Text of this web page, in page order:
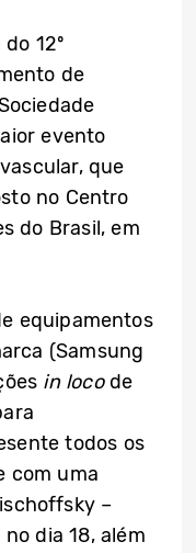
12º
de
evento
que
no Centro
do Brasil, em
equipamentos
(Samsung
in locode
todos os
com uma
–
dia 18, além